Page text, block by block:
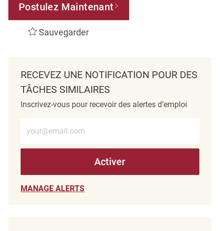
Postulez Maintenant
Sauvegarder
RECEVEZ UNE NOTIFICATION POUR DES
TÂCHES SIMILAIRES
Inscrivez-vous pour recevoir des alertes d’emploi
Activer
MANAGE ALERTS